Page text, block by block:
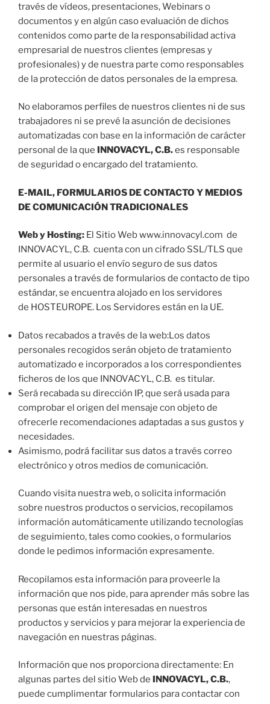
través de vídeos, presentaciones, Webinars o
documentos y en algún caso evaluación de dichos
contenidos como parte de la responsabilidad activa
empresarial de nuestros clientes (empresas y
profesionales) y de nuestra parte como responsables
de la protección de datos personales de la empresa.
No elaboramos perfiles de nuestros clientes ni de sus
trabajadores ni se prevé la asunción de decisiones
automatizadas con base en la información de carácter
personal de la que
INNOVACYL, C.B.es responsable
de seguridad o encargado del tratamiento.
E-MAIL, FORMULARIOS DE CONTACTO Y MEDIOS
DE COMUNICACIÓN TRADICIONALES
Web y Hosting: El Sitio Web www.innovacyl.com de
INNOVACYL, C.B. cuenta con un cifrado SSL/TLS que
permite al usuario el envío seguro de sus datos
personales a través de formularios de contacto de tipo
estándar, se encuentra alojado en los servidores
de HOSTEUROPE. Los Servidores están en la UE.
Datos recabados a través de la web:Los datos
personales recogidos serán objeto de tratamiento
automatizado e incorporados a los correspondientes
ficheros de los que INNOVACYL, C.B. es titular.
Será recabada su dirección IP, que será usada para
comprobar el origen del mensaje con objeto de
ofrecerle recomendaciones adaptadas a sus gustos y
necesidades.
Asimismo, podrá facilitar sus datos a través correo
electrónico y otros medios de comunicación.
Cuando visita nuestra web, o solicita información
sobre nuestros productos o servicios, recopilamos
información automáticamente utilizando tecnologías
de seguimiento, tales como cookies, o formularios
donde le pedimos información expresamente.
Recopilamos esta información para proveerle la
información que nos pide, para aprender más sobre las
personas que están interesadas en nuestros
productos y servicios y para mejorar la experiencia de
navegación en nuestras páginas.
Información que nos proporciona directamente: En
algunas partes del sitio Web de
INNOVACYL, C.B.,
puede cumplimentar formularios para contactar con